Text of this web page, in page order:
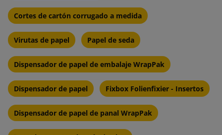
Flexibilidad:Envoltura de burbujas es flexible, lo que le
permite envolver elementos de diferentes formas y
tamaños.
Resistencia al agua:
Protege los artículos de la humedad,
que es especialmente importante cuando se envía en
condiciones meteorológicas adversas.
Aislamiento térmico:En cierta medida, el envoltorio de
burbujas puede actuar como aislante térmico, aunque esta
Cortes de cartón corrugado a medida
Virutas de papel Papel de seda
Dispensador de papel de embalaje WrapPak
Dispensador de papel Fixbox Folienfixier - Insertos
Dispensador de papel de panal WrapPak